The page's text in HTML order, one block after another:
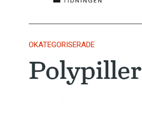
OKATEGORISERADE
Polypiller